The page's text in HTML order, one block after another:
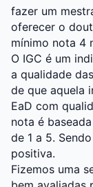
fazer um
oferecer o
mínimo nota 4
O IGC é um
a qualidade
de que aquela
EaD com
nota é
de 1 a 5.
positiva.
Fizemos uma